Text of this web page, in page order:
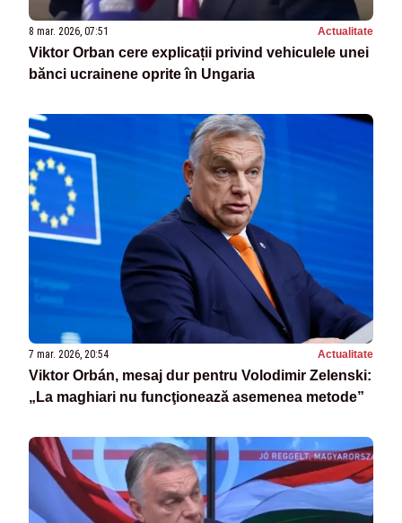
8 mar. 2026, 07:51 Actualitate
Viktor Orban cere explicații privind vehiculele unei
bănci ucrainene oprite în Ungaria
7 mar. 2026, 20:54 Actualitate
Viktor Orbán, mesaj dur pentru Volodimir Zelenski:
„La maghiari nu funcţionează asemenea metode”